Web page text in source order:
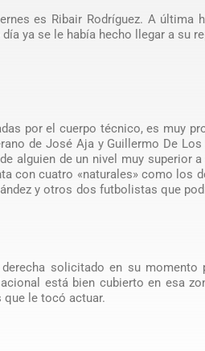
es Ribair Rodríguez. A última
ya se le había hecho llegar a su
por el cuerpo técnico, es muy
de José Aja y Guillermo De
alguien de un nivel muy superior
con cuatro «naturales» como los
y otros dos futbolistas que
solicitado en su momento
está bien cubierto en esa
que le tocó actuar.